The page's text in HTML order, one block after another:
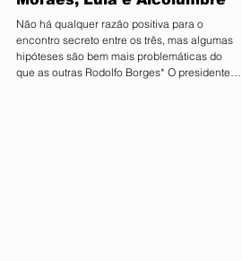
Não há qualquer razão positiva para o
encontro secreto entre os três, mas algumas
hipóteses são bem mais problemáticas do
que as outras Rodolfo Borges* O presidente